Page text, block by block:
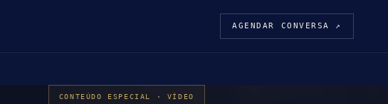
AGENDAR CONVERSA ↗
CONTEÚDO ESPECIAL · VÍDEO